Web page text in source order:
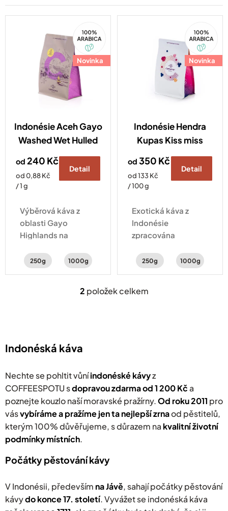
e
n
Novinka
Arabica
Indonésie Aceh Gayo
Washed Wet Hulled
od 240 Kč
Měrná
cena:
od 0,88 Kč
/ 1 g
Detail
Výběrová káva z
oblasti Gayo
Highlands na
vybraná naším
250g 1000g
Novinka
Arabica
Indonésie Hendra
Kupas Kiss miss
od 350 Kč
Měrná
cena:
od 133 Kč
/ 100 g
Detail
Exotická káva z
Indonésie
zpracována
hybridním
kávy s chutí
250g 1000g
O
p
r
v
k
y
v
ý
2 položek celkem
Indonéská káva
Nechte se pohltit vůníindonéské kávyz
COFFEESPOTU sdopravou zdarma od 1 200 Kča
poznejte kouzlo naší moravské pražírny.Od roku 2011 pro
vásvybíráme a pražíme jen ta nejlepší zrnaod pěstitelů,
kterým 100% důvěřujeme, s důrazem na kvalitní životní
podmínky místních.
Počátky pěstování kávy
V Indonésii, především na Jávě, sahají počátky pěstování
kávydo konce 17. století. Vyvážet se indonéská káva